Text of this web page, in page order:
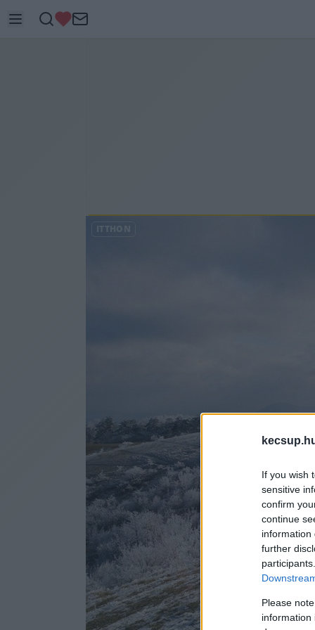
If you wish
sensitive
confirm
continue
information
further
Please
information
ITTHON